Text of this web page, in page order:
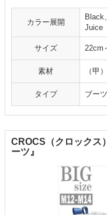
カラー展開
Black
Juice
サイズ 22cm
素材 （甲
タイプ ブーツ
CROCS（クロックス
ーツ』